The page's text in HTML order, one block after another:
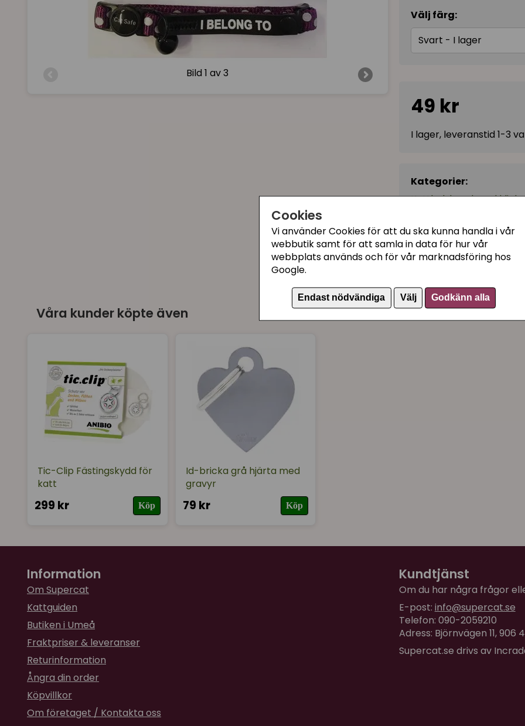
Cookies
Vi använder Cookies för att du ska kunna handla i vår
webbutik samt för att samla in data för hur vår
webbplats används och för vår marknadsföring hos
Google.
Endast nödvändiga Välj Godkänn alla
Bild1 av 3
Välj färg:
Svart - I lager
49 kr
I lager, leveranstid 1-3
Kategorier:
Katthalsband med
Artikelnummer:154510
Sten
för 1 år sedan
Våra kunder köpte även
Tic-Clip Fästingskydd för
katt
299 kr Köp
Id-bricka grå hjärta med
gravyr
79 kr Köp
Information
Om Supercat
Kattguiden
Butiken i Umeå
Fraktpriser & leveranser
Returinformation
Ångra din order
Köpvillkor
Om företaget / Kontakta oss
Kundtjänst
Om du har några frågor
E-post: info@supercat.se
Telefon: 090-2059210
Adress: Björnvägen 11, 906
Supercat.se drivs av